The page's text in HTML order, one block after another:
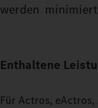
werden
Enthaltene
Für Actros,